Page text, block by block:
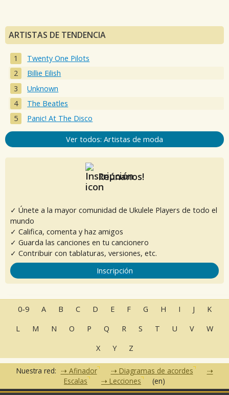
ARTISTAS DE TENDENCIA
Twenty One Pilots
Billie Eilish
Unknown
The Beatles
Panic! At The Disco
Ver todos: Artistas de moda
Reúnanos!
✓ Únete a la mayor comunidad de Ukulele Players de todo el
mundo
✓ Califica, comenta y haz amigos
✓ Guarda las canciones en tu cancionero
✓ Contribuir con tablaturas, versiones, etc.
Inscripción
0-9 A B C D E F G H I J
K
L
M N O P Q R S T U V
W
X
Y Z
Nuestra red: Afinador
Diagramas de acordes
Escalas
Lecciones (en)